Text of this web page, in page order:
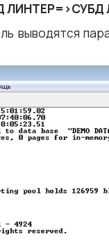
ЛИНТЕР=​>СУБД
выводятся